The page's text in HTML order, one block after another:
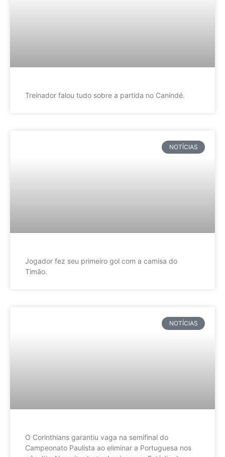
Treinador falou tudo sobre a partida no Canindé.
NOTÍCIAS
Jogador fez seu primeiro gol com a camisa do
Timão.
NOTÍCIAS
O Corinthians garantiu vaga na semifinal do
Campeonato Paulista ao eliminar a Portuguesa nos